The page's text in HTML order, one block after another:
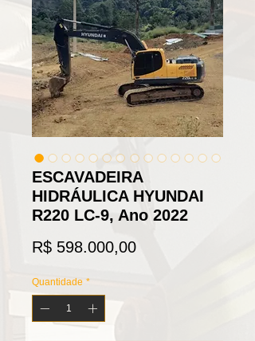
ESCAVADEIRA
HIDRÁULICA HYUNDAI
R220 LC-9, Ano 2022
R$ 598.000,00Preço
Quantidade *